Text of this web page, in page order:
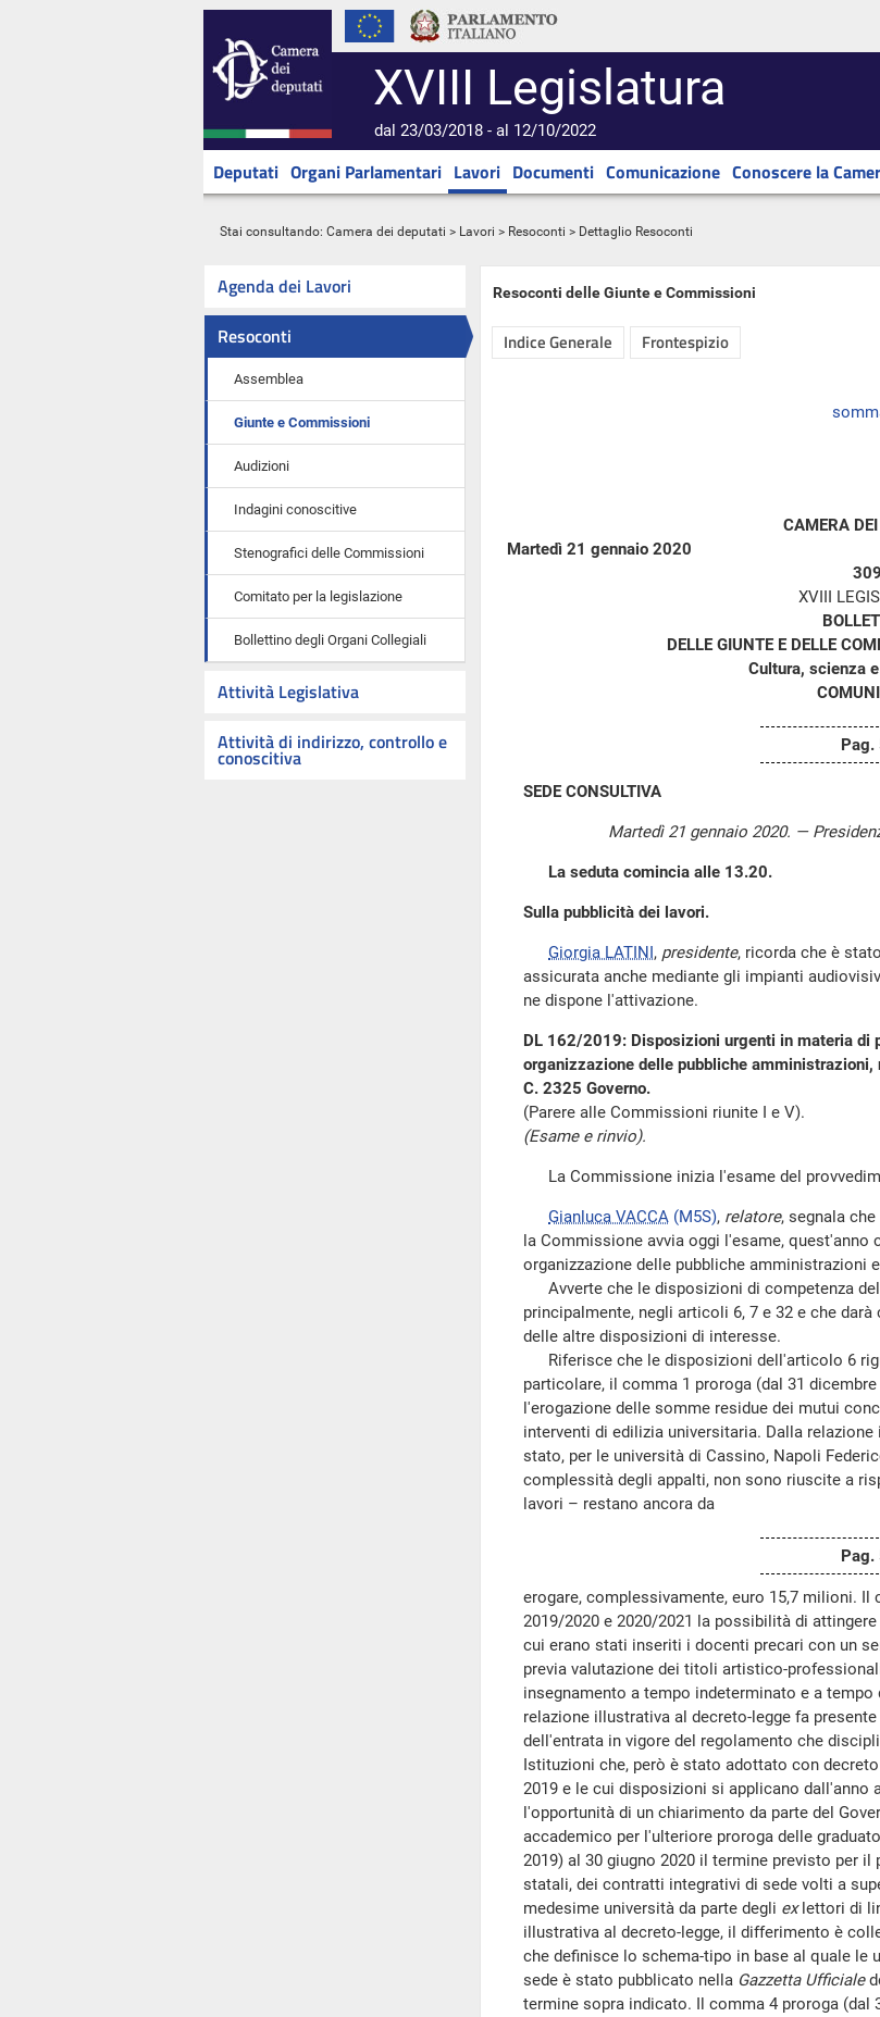
XVIII Legislatura
dal 23/03/2018 - al 12/10/2022
Deputati Organi Parlamentari Lavori Documenti Comunicazione Conoscere la
Stai consultando: Camera dei deputati > Lavori > Resoconti > Dettaglio Resoconti
Agenda dei Lavori
Resoconti
Assemblea
Giunte e Commissioni
Audizioni
Indagini conoscitive
Stenografici delle Commissioni
Comitato per la legislazione
Bollettino degli Organi Collegiali
Attività Legislativa
Attività di indirizzo, controllo e
conoscitiva
Resoconti delle Giunte e Commissioni
Indice Generale Frontespizio
CAMERA
Martedì 21 gennaio 2020
XVIII
DELLE GIUNTE E DELLE
Cultura, scienza
Pag.
SEDE CONSULTIVA
Martedì 21 gennaio 2020. —
La seduta comincia alle 13.20.
Sulla pubblicità dei lavori.
Giorgia LATINI, presidente, ricorda che è
assicurata anche mediante gli impianti
ne dispone l'attivazione.
DL 162/2019: Disposizioni urgenti in materia di
organizzazione delle pubbliche
C. 2325 Governo.
(Parere alle Commissioni riunite I e V).
(Esame e rinvio).
La Commissione inizia l'esame del
Gianluca VACCA (M5S), relatore, segnala
la Commissione avvia oggi l'esame,
organizzazione delle pubbliche amministrazioni
Avverte che le disposizioni di competenza
principalmente, negli articoli 6, 7 e 32 e che
delle altre disposizioni di interesse.
Riferisce che le disposizioni dell'articolo 6
particolare, il comma 1 proroga (dal 31
l'erogazione delle somme residue dei mutui
interventi di edilizia universitaria. Dalla
stato, per le università di Cassino, Napoli
complessità degli appalti, non sono riuscite a
lavori – restano ancora da
Pag.
erogare, complessivamente, euro 15,7 milioni.
2019/2020 e 2020/2021 la possibilità di
cui erano stati inseriti i docenti precari con un
previa valutazione dei titoli artistico-
insegnamento a tempo indeterminato e a
relazione illustrativa al decreto-legge fa
dell'entrata in vigore del regolamento che
Istituzioni che, però è stato adottato con
2019 e le cui disposizioni si applicano dall'anno
l'opportunità di un chiarimento da parte del
accademico per l'ulteriore proroga delle
2019) al 30 giugno 2020 il termine previsto per
statali, dei contratti integrativi di sede volti a
medesime università da parte degli exlettori di
illustrativa al decreto-legge, il differimento è
che definisce lo schema-tipo in base al quale
sede è stato pubblicato nella Gazzetta Ufficiale
termine sopra indicato. Il comma 4 proroga (dal